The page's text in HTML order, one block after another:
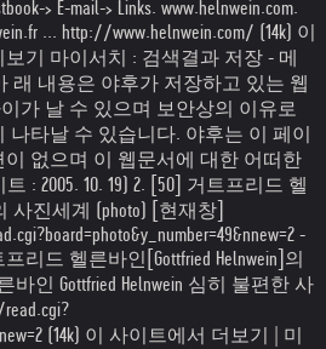
> E-mail-> Links. www.helnwein.com.
... http://www.helnwein.com/ (14k) 이
기 마이서치 : 검색결과 저장 - 메
래 내용은 야후가 저장하고 있는 웹
가 날 수 있으며 보안상의 이유로
나타날 수 있습니다. 야후는 이 페이
없으며 이 웹문서에 대한 어떠한
: 2005. 10. 19) 2. [50] 거트프리드 헬
사진세계 (photo) [현재창]
-
리드 헬른바인[Gottfried Helnwein]의
인 Gottfried Helnwein 심히 불편한 사
(14k) 이 사이트에서 더보기 | 미